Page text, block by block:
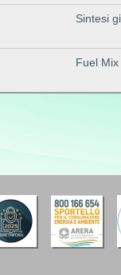
Sintesi
Fuel